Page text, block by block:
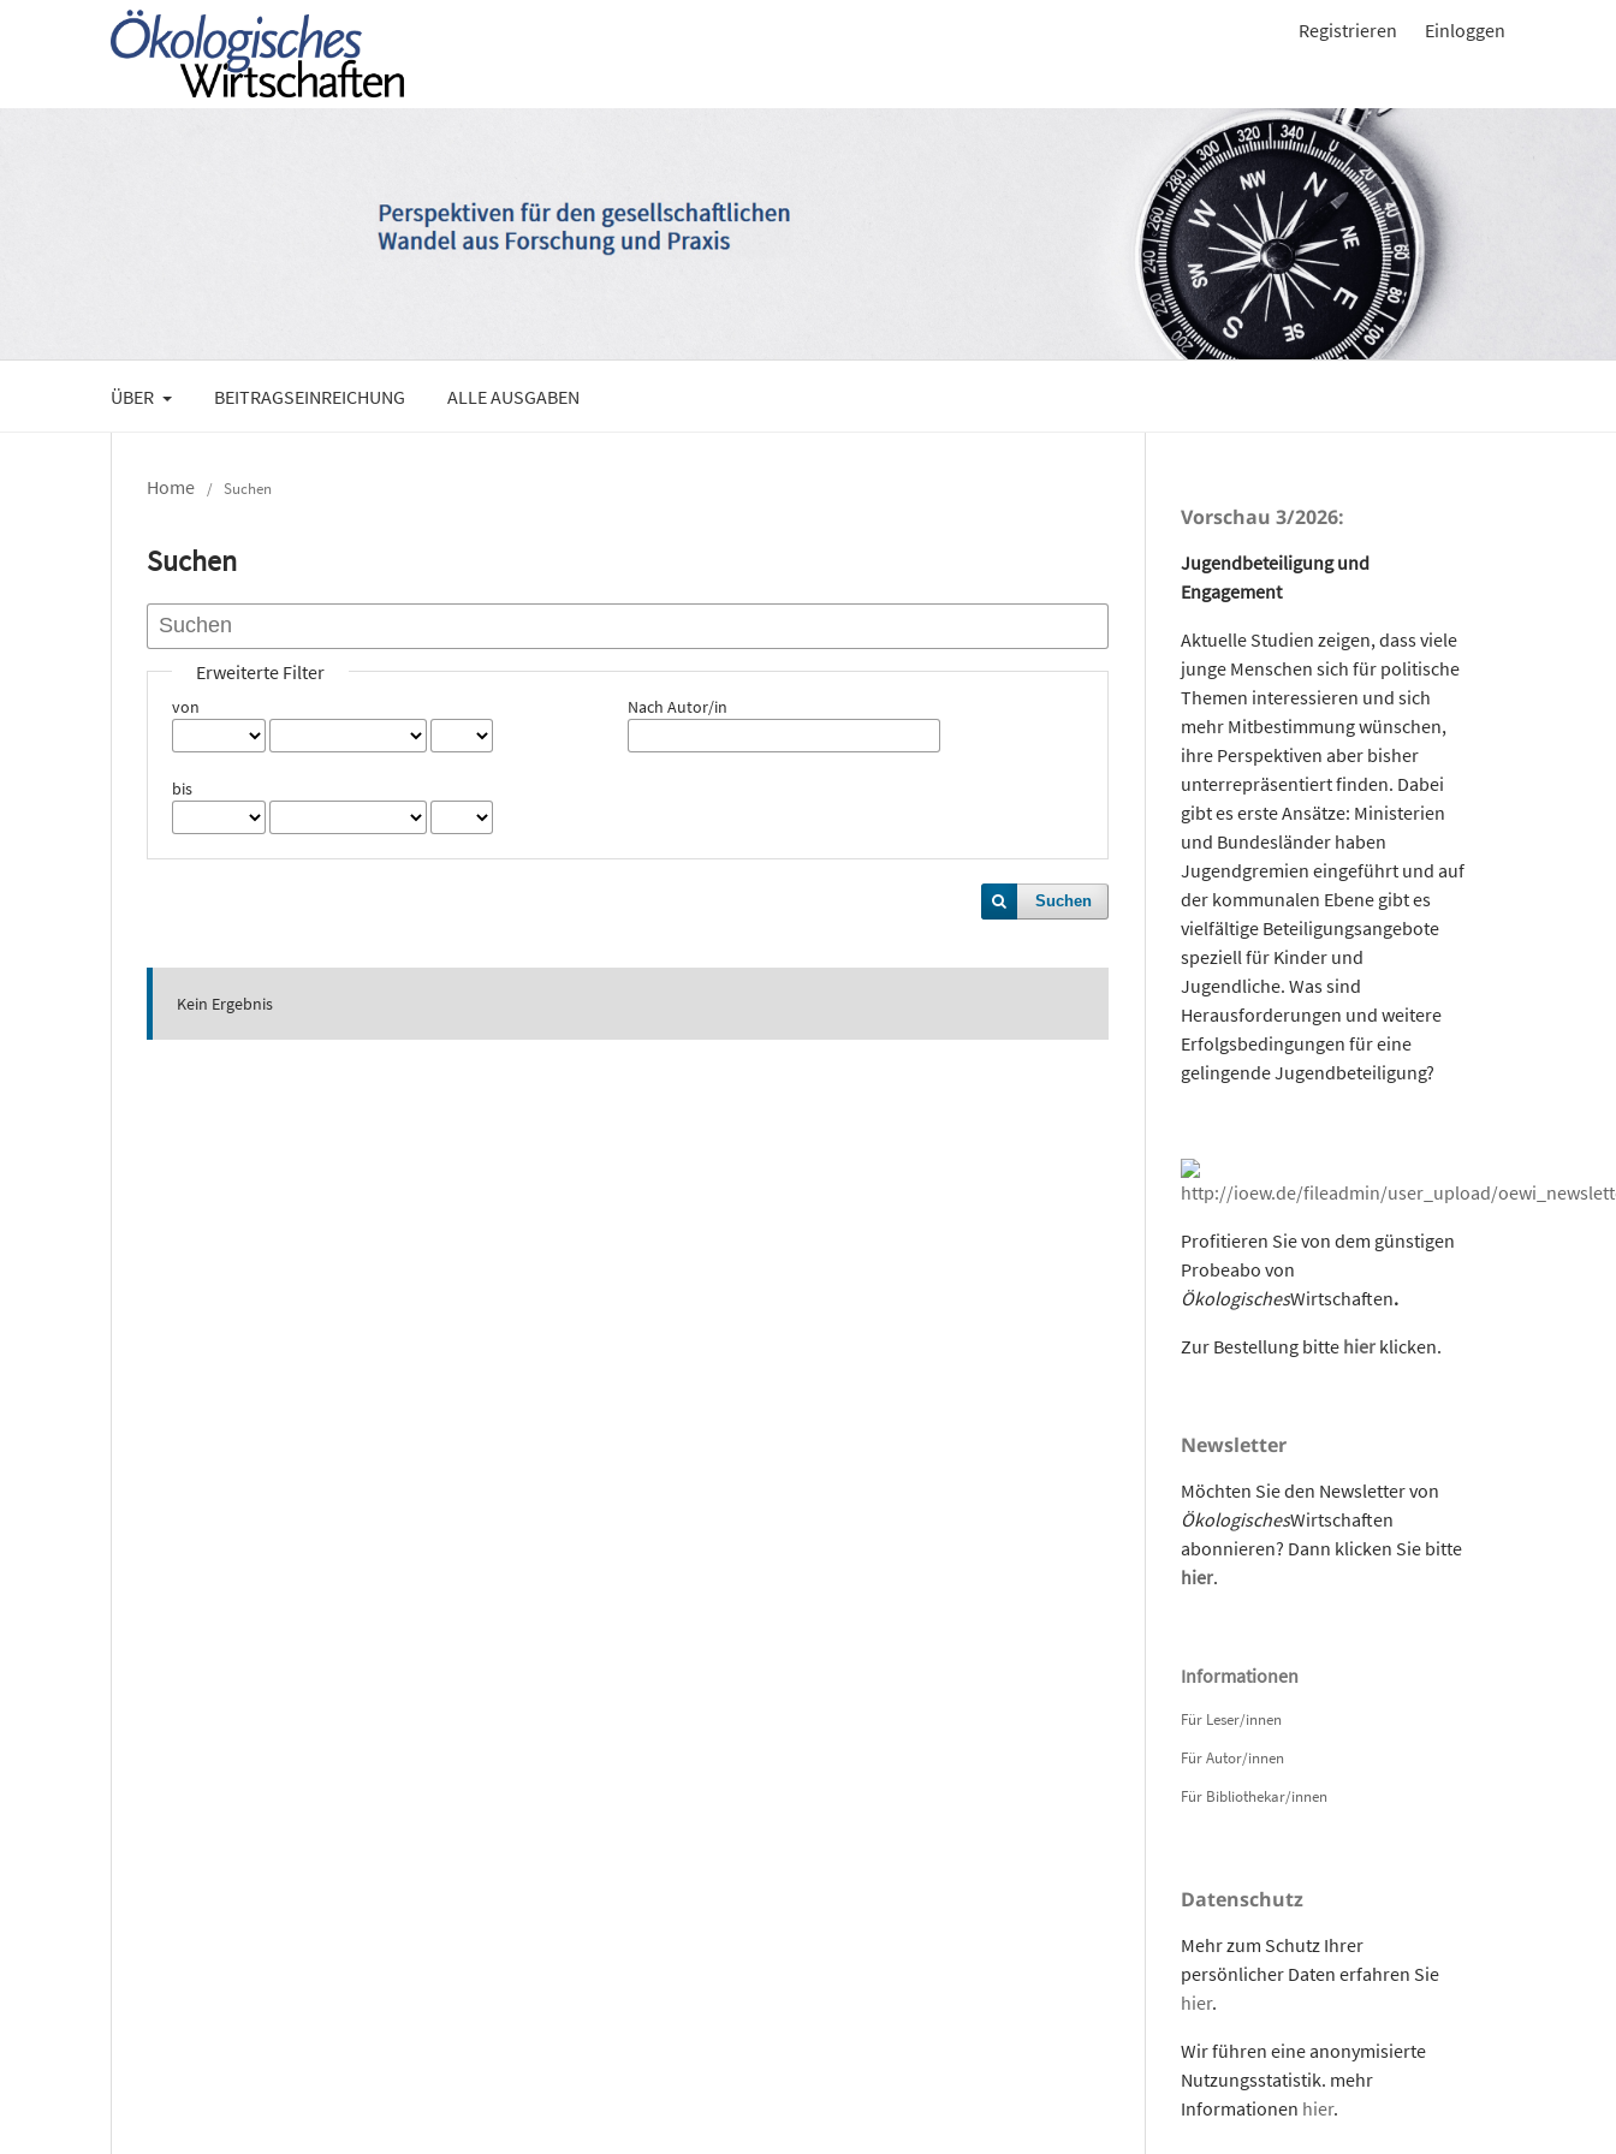
ÜBER BEITRAGSEINREICHUNG ALLE AUSGABEN
Registrieren Einloggen
Home / Suchen
Suchen
Erweiterte Filter
von
bis
Nach Autor/in
Suchen
Kein Ergebnis
Vorschau 3/2026:
Jugendbeteiligung und
Engagement
Aktuelle Studien zeigen, dass viele
junge Menschen sich für politische
Themen interessieren und sich
mehr Mitbestimmung wünschen,
ihre Perspektiven aber bisher
unterrepräsentiert finden. Dabei
gibt es erste Ansätze: Ministerien
und Bundesländer haben
Jugendgremien eingeführt und auf
der kommunalen Ebene gibt es
vielfältige Beteiligungsangebote
speziell für Kinder und
Jugendliche. Was sind
Herausforderungen und weitere
Erfolgsbedingungen für eine
gelingende Jugendbeteiligung?
Profitieren Sie von dem günstigen
Probeabo von
ÖkologischesWirtschaften.
Zur Bestellung bitte hier klicken.
Newsletter
Möchten Sie den Newsletter von
ÖkologischesWirtschaften
abonnieren? Dann klicken Sie bitte
hier.
Informationen
Für Leser/innen
Für Autor/innen
Für Bibliothekar/innen
Datenschutz
Mehr zum Schutz Ihrer
persönlicher Daten erfahren Sie
hier.
Wir führen eine anonymisierte
Nutzungsstatistik. mehr
Informationen hier.